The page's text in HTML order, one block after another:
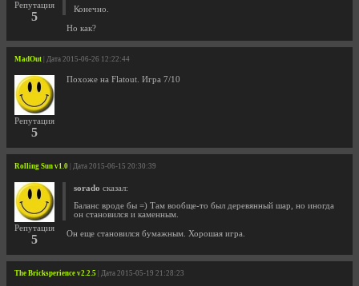
Репутация
5
Конечно.
Hо как?
MadOut | Дата 2015-06-26 12:22:44
Репутация
5
Похоже на Flatout. Игра 7/10
Rolling Sun v1.0 | Дата 2015-06-15 20:30:39
Репутация
5
sorado сказал:
Баланс вроде бы =) Там вообще-то был деревянный шар, но иногда
он становился и каменным.
Он еще становился бумажным. Хорошая игра.
The Bricksperience v2.2.5 | Дата 2015-05-19 21:28:23